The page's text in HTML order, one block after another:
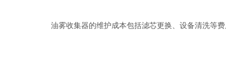
油雾收集器的维护成本包括滤芯更换、设备清洗等费